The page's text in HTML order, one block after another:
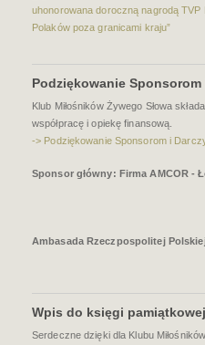
uhonorowana doroczną nagrodą TVP
Polaków poza granicami kraju”
Podziękowanie Sponsorom
Klub Miłośników Żywego Słowa
współpracę i opiekę finansową.
-> Podziękowanie Sponsorom i
Sponsor główny: Firma AMCOR -
Ambasada Rzeczpospolitej
Wpis do księgi
Serdeczne dzięki dla Klubu